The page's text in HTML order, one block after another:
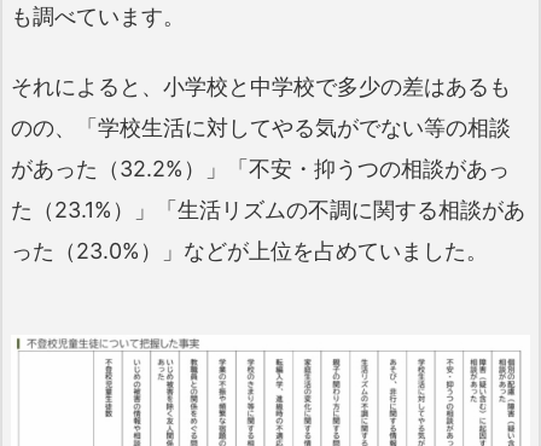
も調べています。
それによると、小学校と中学校で多少の差はあるも
のの、「学校生活に対してやる気がでない等の相談
があった（32.2%）」「不安・抑うつの相談があっ
た（23.1%）」「生活リズムの不調に関する相談があ
った（23.0%）」などが上位を占めていました。